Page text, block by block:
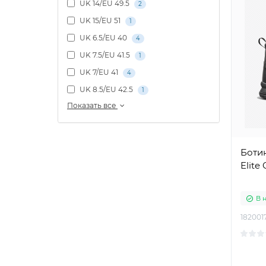
UK 14/EU 49.5 2
UK 15/EU 51 1
UK 6.5/EU 40 4
UK 7.5/EU 41.5 1
UK 7/EU 41 4
UK 8.5/EU 42.5 1
Показать все
Elite
В